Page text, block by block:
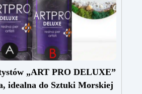
„ART PRO DELUXE”
idealna do Sztuki Morskiej